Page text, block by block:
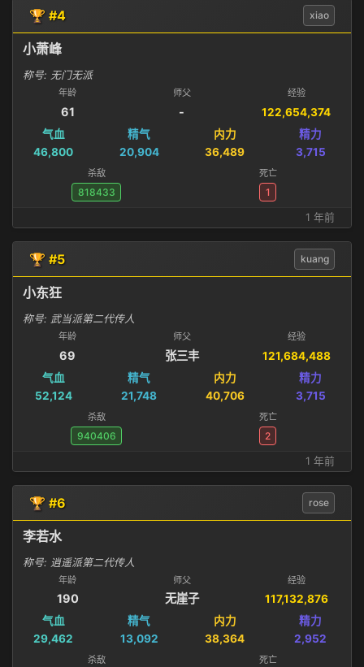
🏆 #4 xiao
小萧峰
称号: 无门无派
年龄
61
师父
-
经验
122,654,374
气血
46,800
精气
20,904
内力
36,489
精力
3,715
杀敌
818433
死亡
1
1 年前
🏆 #5 kuang
小东狂
称号: 武当派第二代传人
年龄
69
师父
张三丰
经验
121,684,488
气血
52,124
精气
21,748
内力
40,706
精力
3,715
杀敌
940406
死亡
2
1 年前
🏆 #6 rose
李若水
称号: 逍遥派第二代传人
年龄
190
师父
无崖子
经验
117,132,876
气血
29,462
精气
13,092
内力
38,364
精力
2,952
杀敌 死亡